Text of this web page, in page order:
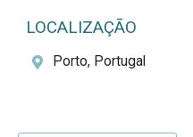
LOCALIZAÇÃO
Porto, Portugal